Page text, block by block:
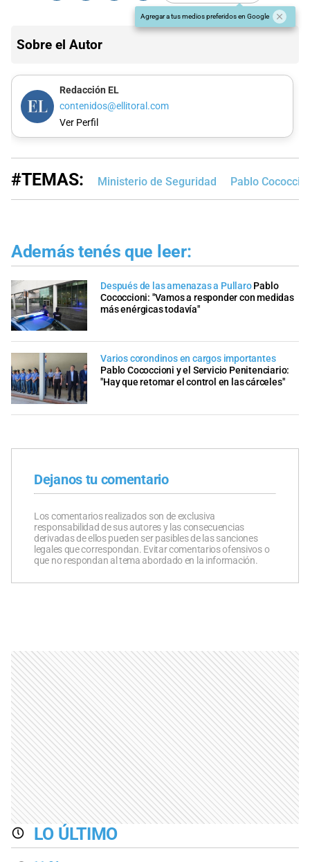
Agregar a tus medios preferidos en Google
Sobre el Autor
Redacción EL
contenidos@ellitoral.com
Ver Perfil
#TEMAS: Ministerio de Seguridad Pablo
Además tenés que leer:
Después de las amenazas a Pullaro Pablo
Cococcioni: "Vamos a responder con medidas
más enérgicas todavía"
Varios corondinos en cargos importantes
Pablo Cococcioni y el Servicio Penitenciario:
"Hay que retomar el control en las cárceles"
Dejanos tu comentario
Los comentarios realizados son de exclusiva
responsabilidad de sus autores y las consecuencias
derivadas de ellos pueden ser pasibles de las sanciones
legales que correspondan. Evitar comentarios ofensivos o
que no respondan al tema abordado en la información.
LO ÚLTIMO